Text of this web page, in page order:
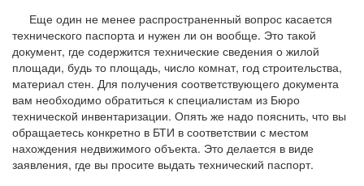
Еще один не менее распространенный вопрос касается
технического паспорта и нужен ли он вообще. Это такой
документ, где содержится технические сведения о жилой
площади, будь то площадь, число комнат, год строительства,
материал стен. Для получения соответствующего документа
вам необходимо обратиться к специалистам из Бюро
технической инвентаризации. Опять же надо пояснить, что вы
обращаетесь конкретно в БТИ в соответствии с местом
нахождения недвижимого объекта. Это делается в виде
заявления, где вы просите выдать технический паспорт.